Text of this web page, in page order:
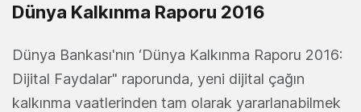
Dünya Kalkınma Raporu 2016
Dünya Bankası'nın ‘Dünya Kalkınma Raporu 2016:
Dijital Faydalar" raporunda, yeni dijital çağın
kalkınma vaatlerinden tam olarak yararlanabilmek